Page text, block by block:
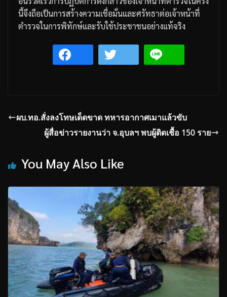
นี้จึงถือเป็นการสร้างความเชื่อมั่นและศรัทธาต่อเจ้าหน้าที่
ตำรวจในการพิทักษ์และรับใช้ประชาชนอย่างแท้จริง
ผบ.ทอ.สั่งลงโทษเด็ดขาด ทหารอากาศเมาแล้วขับ
ผู้สื่อข่าวรายงานว่า จ.อุบลฯ พบผู้ติดเชื้อ 150 ราย
You May Also Like